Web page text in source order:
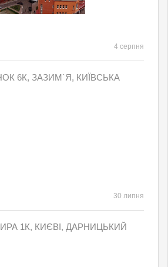
4 серпня
6К, ЗАЗИМ`Я, КИЇВСЬКА
30 липня
1К, КИЄВI, ДАРНИЦЬКИЙ